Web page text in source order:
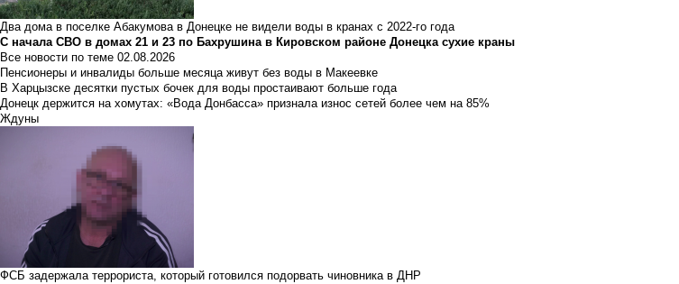
Два дома в поселке Абакумова в Донецке не видели воды в кранах с 2022-го года
С начала СВО в домах 21 и 23 по Бахрушина в Кировском районе Донецка сухие краны
Все новости по теме 02.08.2026
Пенсионеры и инвалиды больше месяца живут без воды в Макеевке
В Харцызске десятки пустых бочек для воды простаивают больше года
Донецк держится на хомутах: «Вода Донбасса» признала износ сетей более чем на 85%
Ждуны
ФСБ задержала террориста, который готовился подорвать чиновника в ДНР